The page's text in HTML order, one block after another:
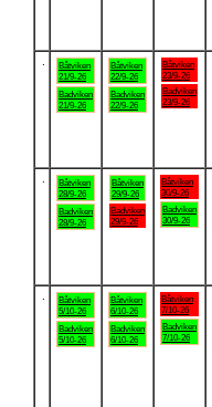
Båtviken
21/9-26
Badviken
21/9-26
Båtviken
22/9-26
Badviken
22/9-26
Båtviken
23/9-26
Badviken
23/9-26
Båtviken
28/9-26
Badviken
28/9-26
Båtviken
29/9-26
Badviken
29/9-26
Båtviken
30/9-26
Badviken
30/9-26
Båtviken
5/10-26
Badviken
5/10-26
Båtviken
6/10-26
Badviken
6/10-26
Båtviken
7/10-26
Badviken
7/10-26